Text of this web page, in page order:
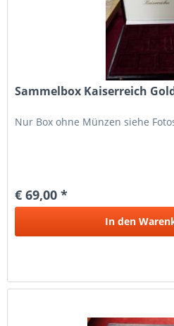
Sammelbox Kaiserreich
Nur Box ohne Münzen siehe
€ 69,00 *
In den